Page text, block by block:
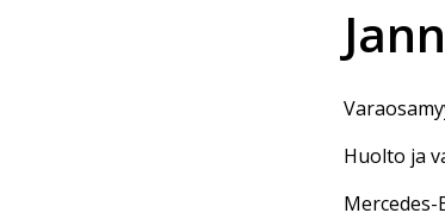
Huolto ja
Mercedes-